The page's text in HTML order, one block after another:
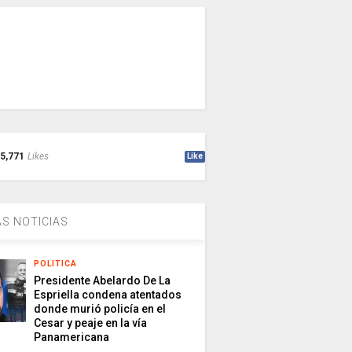
5,771 Likes Like
NOTICIAS
POLITICA
Presidente Abelardo De La
Espriella condena atentados
donde murió policía en el
Cesar y peaje en la vía
Panamericana